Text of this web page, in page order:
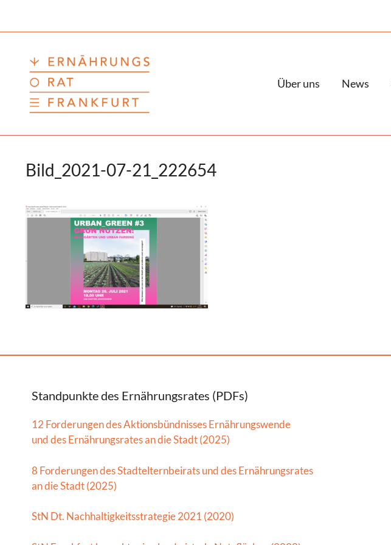
Über uns News
Bild_2021-07-21_222654
Standpunkte des Ernährungsrates (PDFs)
12 Forderungen des Aktionsbündnisses Ernährungswende
und des Ernährungsrates an die Stadt (2025)
8 Forderungen des Stadtelternbeirats und des Ernährungsrates
an die Stadt (2025)
StN Dt. Nachhaltigkeitsstrategie 2021 (2020)